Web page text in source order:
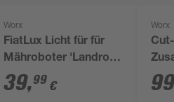
Worx
FiatLux Licht für für
Mähroboter 'Landroid
Vision Cloud 2WD'
39,99 €
Worx